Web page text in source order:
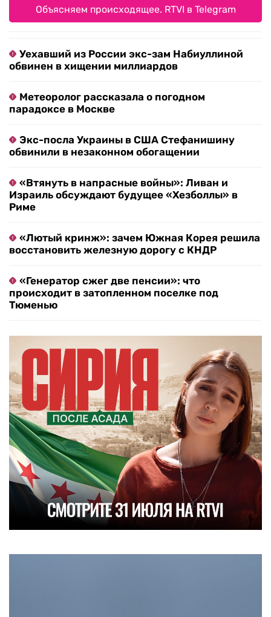
Объясняем происходящее. RTVI в Telegram
Уехавший из России экс-зам Набиуллиной
обвинен в хищении миллиардов
Метеоролог рассказала о погодном
парадоксе в Москве
Экс-посла Украины в США Стефанишину
обвинили в незаконном обогащении
«Втянуть в напрасные войны»: Ливан и
Израиль обсуждают будущее «Хезболлы» в
Риме
«Лютый кринж»: зачем Южная Корея решила
восстановить железную дорогу с КНДР
«Генератор сжег две пенсии»: что
происходит в затопленном поселке под
Тюменью